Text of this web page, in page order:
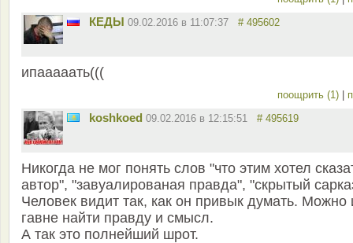
КЕДЫ 09.02.2016 в 11:07:37 # 495602
ипааааать(((
поощрить (1) |
koshkoed 09.02.2016 в 12:15:51 # 495619
Никогда не мог понять слов "что этим хотел
автор", "завуалированая правда", "скрытый
Человек видит так, как он привык думать. Можно
гавне найти правду и смысл.
А так это полнейший шрот.